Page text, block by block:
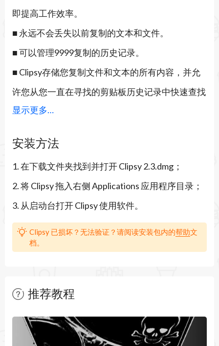
即提高工作效率。
■ 永远不会丢失以前复制的文本和文件。
■ 可以管理9999复制的历史记录。
■ Clipsy存储您复制文件和文本的所有内容，并允
许您从您一直在寻找的剪贴板历史记录中快速查找
文本或图像或文档。
方式进行搜索并检索数据。 只需启用快捷方式搜
索并简化生活。
≈特征：≈
◉ 创建自动快捷方式以管理剪贴板历史记录
◉ 记住9999个剪贴板记录。
◉ 从剪贴板历史记录中搜索
记录。
显示更多…
安装方法
1. 在下载文件夹找到并打开 Clipsy 2.3.dmg；
2. 将 Clipsy 拖入右侧 Applications 应用程序目录；
3. 从启动台打开 Clipsy 使用软件。
Clipsy 已损坏？无法验证？请阅读安装包内的帮助文
档。
推荐教程
暂无文章